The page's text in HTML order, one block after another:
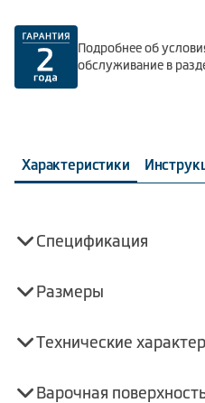
Подробнее об
обслуживание в
Характеристики
Спецификация
Размеры
Технические
Варочная